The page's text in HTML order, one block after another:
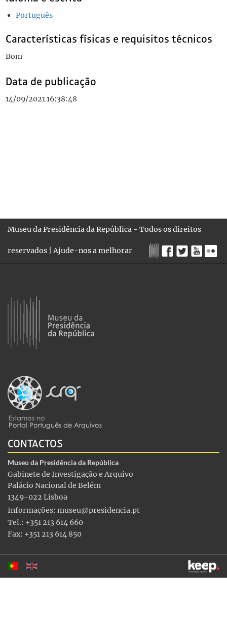
Português
Características físicas e requisitos técnicos
Bom
Data de publicação
14/09/2021 16:38:48
Museu da Presidência da República - Todos os direitos
reservados |Ajude-nos a melhorar
CONTACTOS
Museu da Presidência da República
Gabinete de Investigação e Arquivo
Palácio Nacional de Belém
1349-022 Lisboa
Informações: museu@presidencia.pt
Tel.: +351 213 614 660
Fax: +351 213 614 850